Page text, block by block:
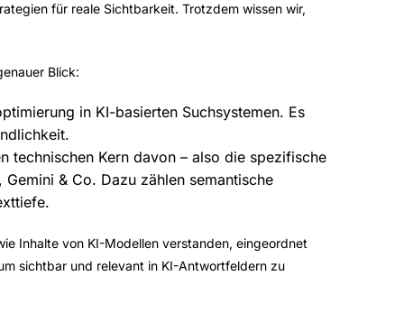
für reale Sichtbarkeit. Trotzdem wissen wir,
Blick:
in KI-basierten Suchsystemen. Es
technischen Kerndavon – also die spezifische
& Co. Dazu zählen semantische
Inhalte von KI-Modellen verstanden, eingeordnet
sichtbar und relevant in KI-Antwortfeldern zu